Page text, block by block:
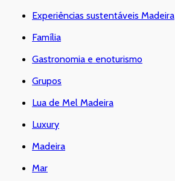
Experiências sustentáveis Madeira
Família
Gastronomia e enoturismo
Grupos
Lua de Mel Madeira
Luxury
Madeira
Mar